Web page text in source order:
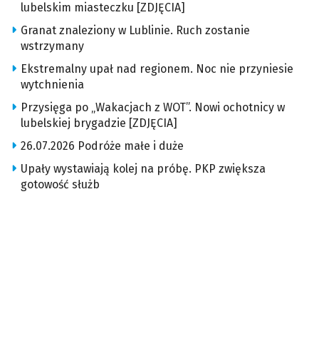
lubelskim miasteczku [ZDJĘCIA]
Granat znaleziony w Lublinie. Ruch zostanie
wstrzymany
Ekstremalny upał nad regionem. Noc nie przyniesie
wytchnienia
Przysięga po „Wakacjach z WOT”. Nowi ochotnicy w
lubelskiej brygadzie [ZDJĘCIA]
26.07.2026 Podróże małe i duże
Upały wystawiają kolej na próbę. PKP zwiększa
gotowość służb